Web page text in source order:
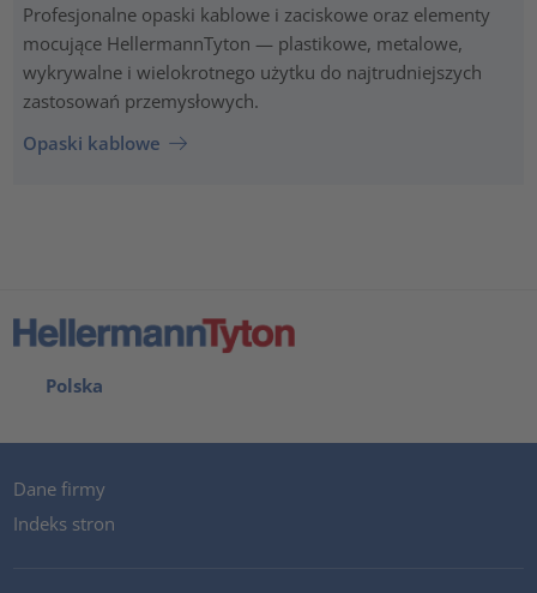
Profesjonalne opaski kablowe i zaciskowe oraz elementy
mocujące HellermannTyton — plastikowe, metalowe,
wykrywalne i wielokrotnego użytku do najtrudniejszych
zastosowań przemysłowych.
Opaski kablowe
Polska
Dane firmy
Indeks stron